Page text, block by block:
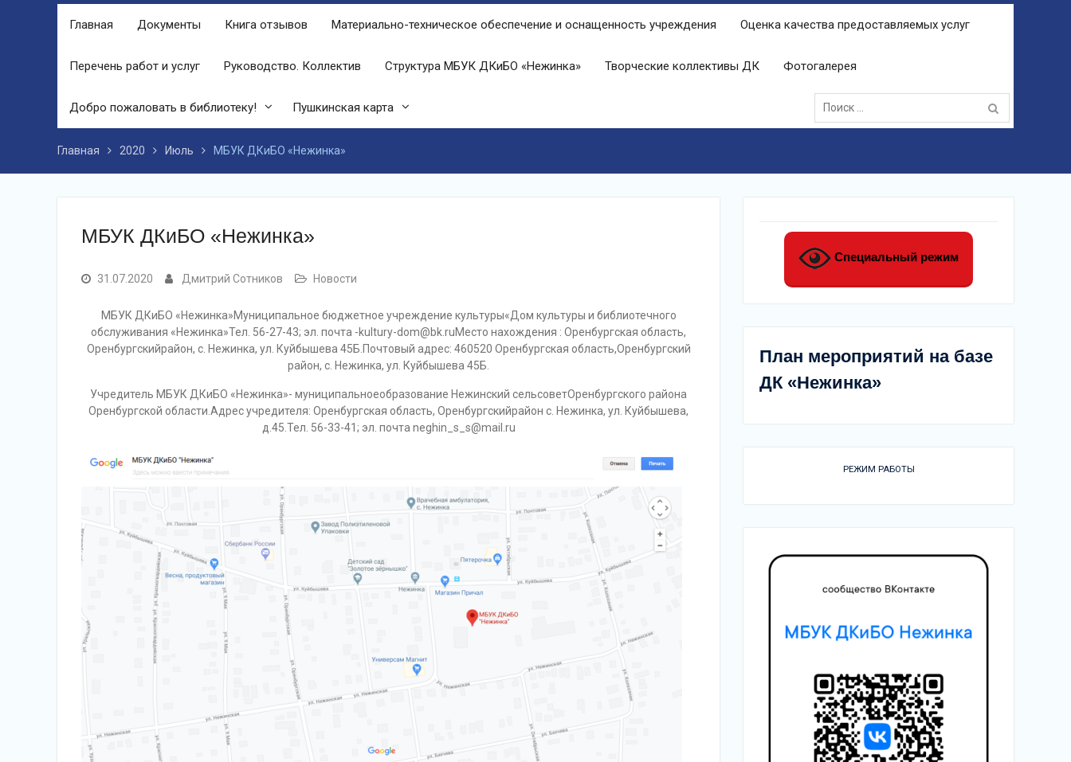
беспроигрышная лотерея и все кто
призы от спонсоров в виде упаковок
подсолнечного масла и муки.
Наша землячка стала финалисткой
Всероссийского конкурса
«Библиотекарь года – 2025»
Главная Документы Книга отзывов Материально-техническое обеспечение и оснащенность учреждения Оценка качества предоставляемых услуг
Перечень работ и услуг Руководство. Коллектив Структура МБУК ДКиБО «Нежинка» Творческие коллективы ДК Фотогалерея
Добро пожаловать в библиотеку! Пушкинская карта
Поиск:
Главная 2020 Июль МБУК ДКиБО «Нежинка»
МБУК ДКиБО «Нежинка»
31.07.2020 Дмитрий Сотников Новости
МБУК ДКиБО «Нежинка»Муниципальное бюджетное учреждение культуры«Дом культуры и библиотечного
обслуживания «Нежинка»Тел. 56-27-43; эл. почта -kultury-dom@bk.ruМесто нахождения : Оренбургская область,
Оренбургскийрайон, с. Нежинка, ул. Куйбышева 45Б.Почтовый адрес: 460520 Оренбургская область,Оренбургский
район, с. Нежинка, ул. Куйбышева 45Б.
Учредитель МБУК ДКиБО «Нежинка»- муниципальноеобразование Нежинский сельсоветОренбургского района
Оренбургской области.Адрес учредителя: Оренбургская область, Оренбургскийрайон с. Нежинка, ул. Куйбышева,
д.45.Тел. 56-33-41; эл. почта neghin_s_s@mail.ru
Специальный режим
План мероприятий на базе
ДК «Нежинка»
РЕЖИМ РАБОТЫ